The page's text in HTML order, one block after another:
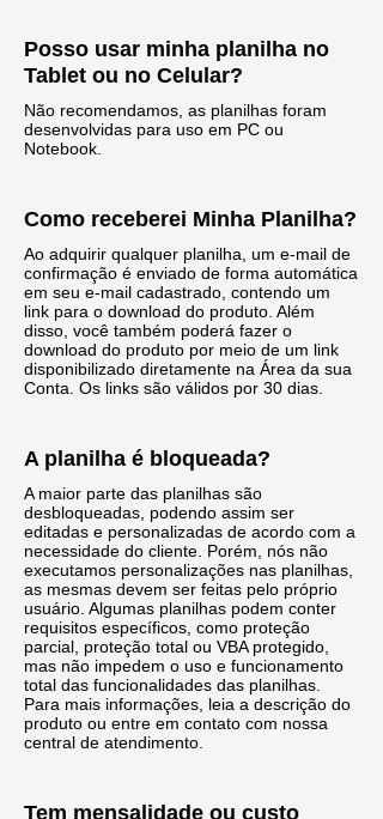
Posso usar minha planilha no
Tablet ou no Celular?
Não recomendamos, as planilhas foram
desenvolvidas para uso em PC ou
Notebook.
Como receberei Minha Planilha?
Ao adquirir qualquer planilha, um e-mail de
confirmação é enviado de forma automática
em seu e-mail cadastrado, contendo um
link para o download do produto. Além
disso, você também poderá fazer o
download do produto por meio de um link
disponibilizado diretamente na Área da sua
Conta. Os links são válidos por 30 dias.
A planilha é bloqueada?
A maior parte das planilhas são
desbloqueadas, podendo assim ser
editadas e personalizadas de acordo com a
necessidade do cliente. Porém, nós não
executamos personalizações nas planilhas,
as mesmas devem ser feitas pelo próprio
usuário. Algumas planilhas podem conter
requisitos específicos, como proteção
parcial, proteção total ou VBA protegido,
mas não impedem o uso e funcionamento
total das funcionalidades das planilhas.
Para mais informações, leia a descrição do
produto ou entre em contato com nossa
central de atendimento.
​​Tem mensalidade ou custo